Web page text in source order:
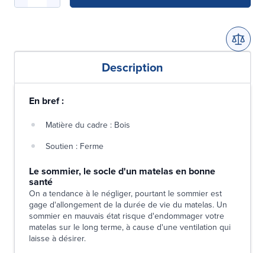
Description
En bref :
Matière du cadre : Bois
Soutien : Ferme
Le sommier, le socle d'un matelas en bonne
santé
On a tendance à le négliger, pourtant le sommier est
gage d'allongement de la durée de vie du matelas. Un
sommier en mauvais état risque d'endommager votre
matelas sur le long terme, à cause d'une ventilation qui
laisse à désirer.